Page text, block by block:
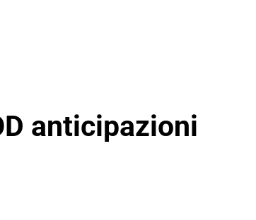
News
anticipazioni